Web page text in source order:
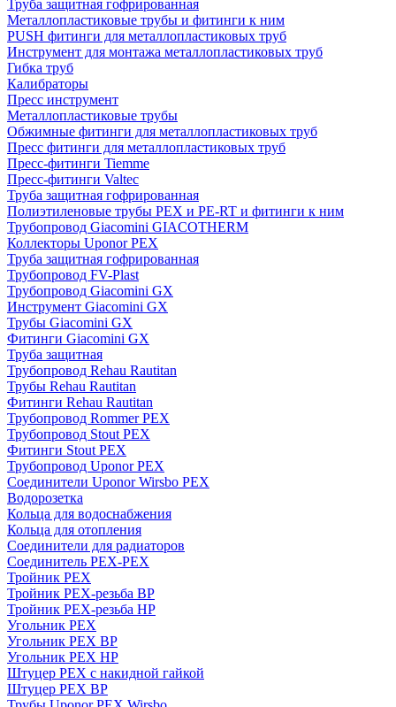
Труба защитная гофрированная
Металлопластиковые трубы и фитинги к ним
PUSH фитинги для металлопластиковых труб
Инструмент для монтажа металлопластиковых труб
Гибка труб
Калибраторы
Пресс инструмент
Металлопластиковые трубы
Обжимные фитинги для металлопластиковых труб
Пресс фитинги для металлопластиковых труб
Пресс-фитинги Tiemme
Пресс-фитинги Valtec
Труба защитная гофрированная
Полиэтиленовые трубы PEX и PE-RT и фитинги к ним
Трубопровод Giacomini GIACOTHERM
Коллекторы Uponor PEX
Труба защитная гофрированная
Трубопровод FV-Plast
Трубопровод Giacomini GX
Инструмент Giacomini GX
Трубы Giacomini GX
Фитинги Giacomini GX
Труба защитная
Трубопровод Rehau Rautitan
Трубы Rehau Rautitan
Фитинги Rehau Rautitan
Трубопровод Rommer PEX
Трубопровод Stout PEX
Фитинги Stout PEX
Трубопровод Uponor PEX
Соединители Uponor Wirsbo PEX
Водорозетка
Кольца для водоснабжения
Кольца для отопления
Соединители для радиаторов
Соединитель PEX-PEX
Тройник PEX
Тройник PEX-резьба ВР
Тройник PEX-резьба НР
Угольник PEX
Угольник PEX ВР
Угольник PEX НР
Штуцер PEX c накидной гайкой
Штуцер PEX ВР